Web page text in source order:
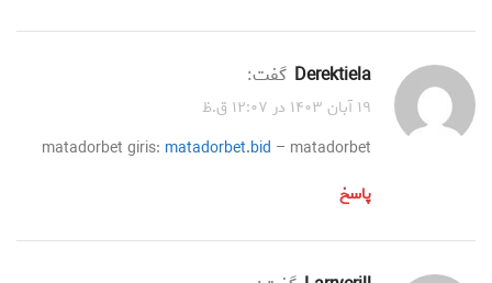
Derektiela گفت:
۱۹ آبان ۱۴۰۳ در ۱۲:۰۷ ق.ظ
matadorbet giris: matadorbet.bid – matadorbet
پاسخ